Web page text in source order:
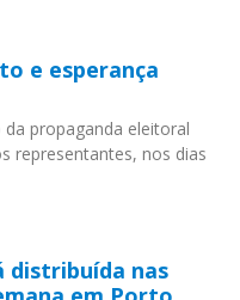
e esperança
propaganda eleitoral
representantes, nos dias
distribuída nas